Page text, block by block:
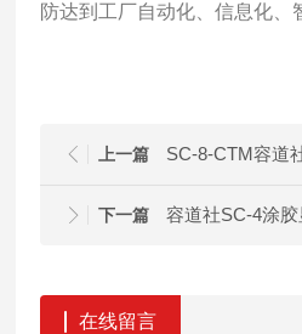
防达到工厂自动化、信息化、
上一篇 SC-8-CTM容道
下一篇 容道社SC-4涂
在线留言